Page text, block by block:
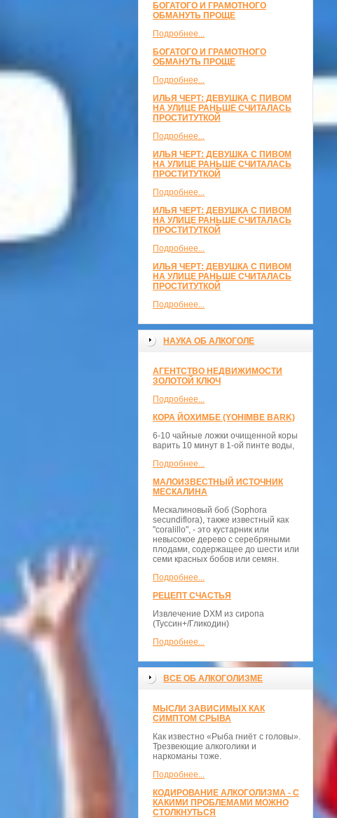
БОГАТОГО И ГРАМОТНОГО
ОБМАНУТЬ ПРОЩЕ
Подробнее...
БОГАТОГО И ГРАМОТНОГО
ОБМАНУТЬ ПРОЩЕ
Подробнее...
ИЛЬЯ ЧЕРТ: ДЕВУШКА С ПИВОМ
НА УЛИЦЕ РАНЬШЕ СЧИТАЛАСЬ
ПРОСТИТУТКОЙ
Подробнее...
ИЛЬЯ ЧЕРТ: ДЕВУШКА С ПИВОМ
НА УЛИЦЕ РАНЬШЕ СЧИТАЛАСЬ
ПРОСТИТУТКОЙ
Подробнее...
ИЛЬЯ ЧЕРТ: ДЕВУШКА С ПИВОМ
НА УЛИЦЕ РАНЬШЕ СЧИТАЛАСЬ
ПРОСТИТУТКОЙ
Подробнее...
ИЛЬЯ ЧЕРТ: ДЕВУШКА С ПИВОМ
НА УЛИЦЕ РАНЬШЕ СЧИТАЛАСЬ
ПРОСТИТУТКОЙ
Подробнее...
НАУКА ОБ АЛКОГОЛЕ
АГЕНТСТВО НЕДВИЖИМОСТИ
ЗОЛОТОЙ КЛЮЧ
Подробнее...
КОРА ЙОХИМБЕ (YOHIMBE BARK)
6-10 чайные ложки очищенной коры
варить 10 минут в 1-ой пинте воды,
Подробнее...
МАЛОИЗВЕСТНЫЙ ИСТОЧНИК
МЕСКАЛИНА
Мескалиновый боб (Sophora
secundiflora), также известный как
"coralillo", - это кустарник или
невысокое дерево с серебряными
плодами, содержащее до шести или
семи красных бобов или семян.
Подробнее...
РЕЦЕПТ СЧАСТЬЯ
Извлечение DXM из сиропа
(Туссин+/Гликодин)
Подробнее...
ВСЕ ОБ АЛКОГОЛИЗМЕ
МЫСЛИ ЗАВИСИМЫХ КАК
СИМПТОМ СРЫВА
Как известно «Рыба гниёт с головы».
Трезвеющие алкоголики и
наркоманы тоже.
Подробнее...
КОДИРОВАНИЕ АЛКОГОЛИЗМА - С
КАКИМИ ПРОБЛЕМАМИ МОЖНО
СТОЛКНУТЬСЯ